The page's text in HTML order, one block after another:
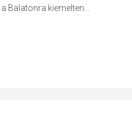
Balatonra kiemelten...